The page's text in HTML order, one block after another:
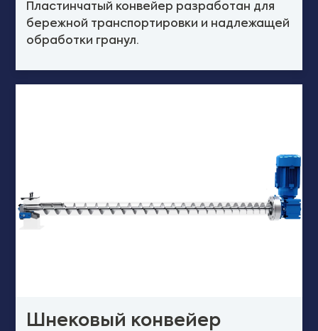
Пластинчатый конвейер разработан для
бережной транспортировки и надлежащей
обработки гранул.
Шнековый конвейер